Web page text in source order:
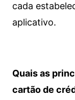
cada
aplicativo.
Quais as
cartão de